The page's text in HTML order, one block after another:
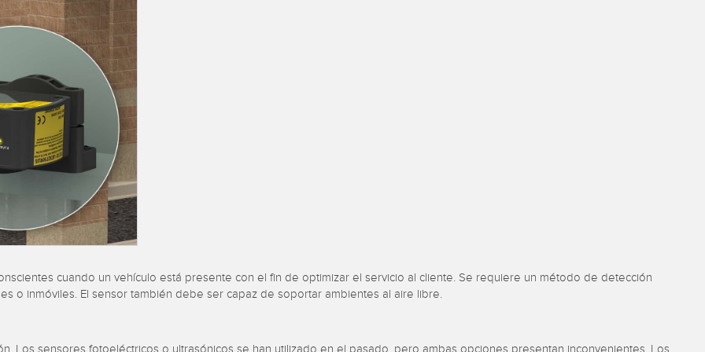
de Detección y
de Haz Ancho
RELACIONADOS
a Presión
cuando un vehículo está presente con el fin de optimizar el servicio al cliente. Se requiere un método de detección
o inmóviles. El sensor también debe ser capaz de soportar ambientes al aire libre.